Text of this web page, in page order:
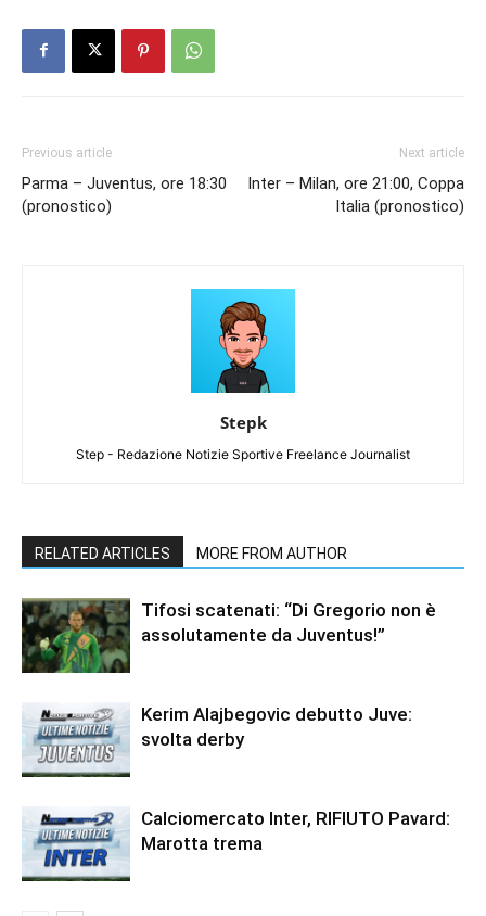
Previous article
Parma – Juventus, ore 18:30
(pronostico)
Next article
Inter – Milan, ore 21:00, Coppa
Italia (pronostico)
Stepk
Step - Redazione Notizie Sportive Freelance Journalist
RELATED ARTICLES MORE FROM AUTHOR
Tifosi scatenati: “Di Gregorio non è
assolutamente da Juventus!”
Kerim Alajbegovic debutto Juve:
svolta derby
Calciomercato Inter, RIFIUTO Pavard:
Marotta trema